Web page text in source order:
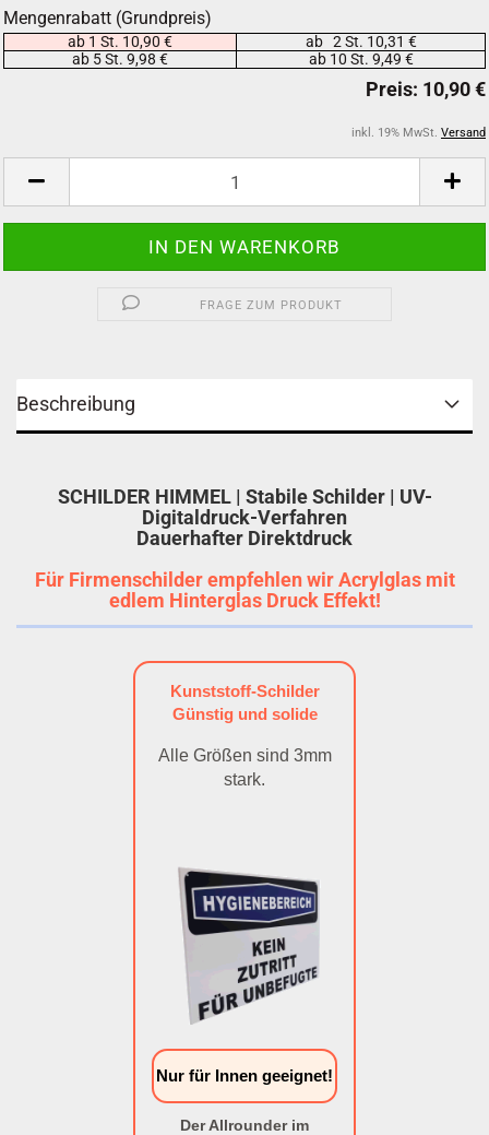
Mengenrabatt (Grundpreis)
ab 1 St. 10,90 €
ab 2 St. 10,31 €
ab 5 St. 9,98 €
ab 10 St. 9,49 €
inkl. 19% MwSt. Versand
FRAGE ZUM PRODUKT
Beschreibung
SCHILDER HIMMEL | Stabile Schilder | UV-
Digitaldruck-Verfahren
Dauerhafter Direktdruck
Für Firmenschilder empfehlen wir Acrylglas mit
edlem Hinterglas Druck Effekt!
Kunststoff-Schilder
Günstig und solide
Alle Größen sind 3mm
stark.
Nur für Innen geeignet!
Der Allrounder im